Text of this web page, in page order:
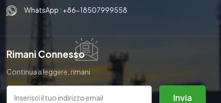
WhatsApp : +86-18507999558
Rimani Connesso
Continua a leggere, rimani
aggiornato, iscriviti e ti
invitiamo a dirci cosa ne pensi.
Invia